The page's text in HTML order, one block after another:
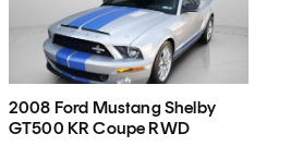
2008 Ford Mustang Shelby
GT500 KR Coupe RWD